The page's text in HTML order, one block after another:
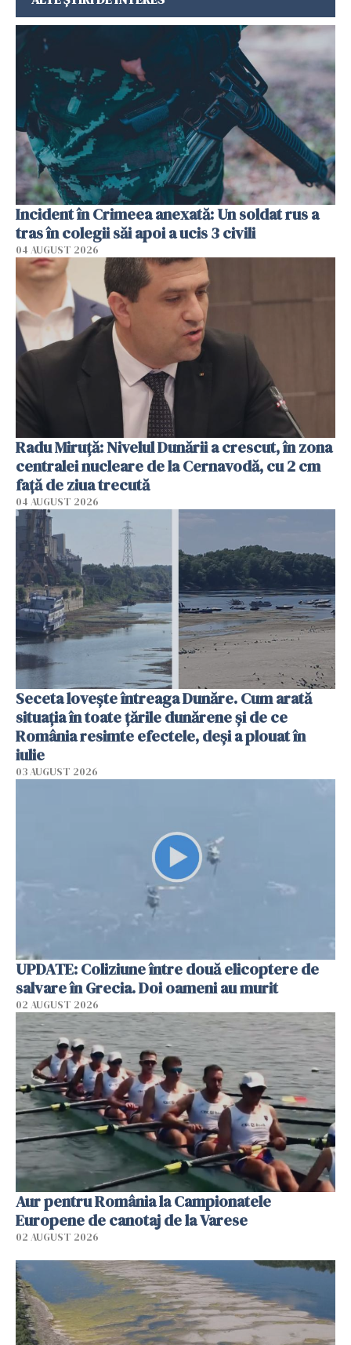
Incident în Crimeea anexată: Un soldat rus a
tras în colegii săi apoi a ucis 3 civili
04 AUGUST 2026
Radu Miruţă: Nivelul Dunării a crescut, în zona
centralei nucleare de la Cernavodă, cu 2 cm
faţă de ziua trecută
04 AUGUST 2026
Seceta lovește întreaga Dunăre. Cum arată
situația în toate țările dunărene și de ce
România resimte efectele, deși a plouat în
iulie
03 AUGUST 2026
UPDATE: Coliziune între două elicoptere de
salvare în Grecia. Doi oameni au murit
02 AUGUST 2026
Aur pentru România la Campionatele
Europene de canotaj de la Varese
02 AUGUST 2026